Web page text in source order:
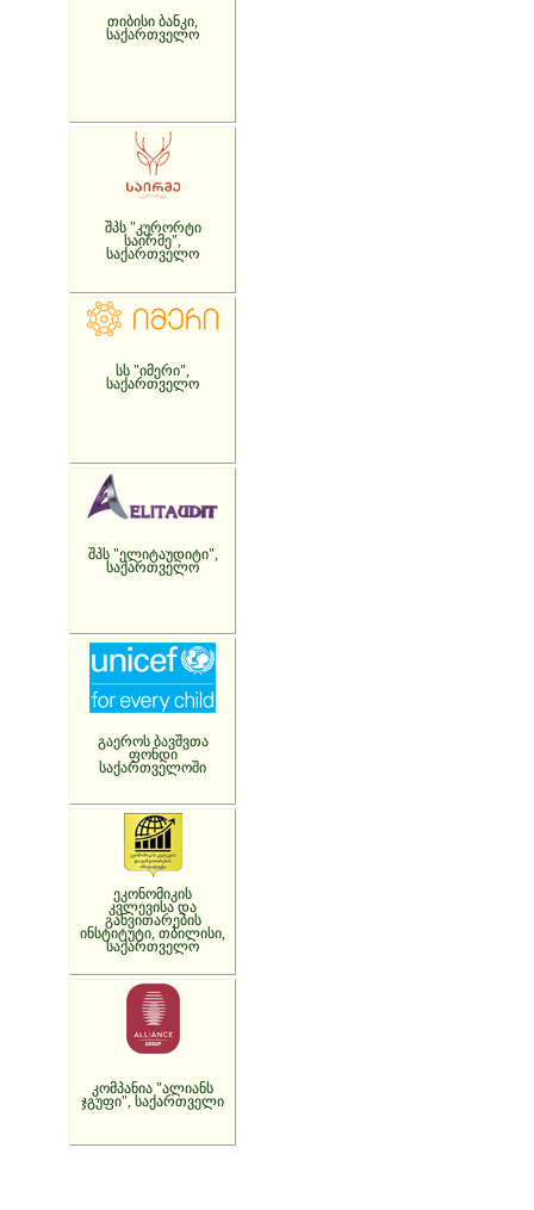
თიბისი ბანკი,
საქართველო
შპს "კურორტი
საირმე",
საქართველო
სს "იმერი",
საქართველო
შპს "ელიტაუდიტი",
საქართველო
გაეროს ბავშვთა
ფონდი
საქართველოში
ეკონომიკის
კვლევისა და
განვითარების
ინსტიტუტი, თბილისი,
საქართველო
კომპანია "ალიანს
ჯგუფი", საქართველი